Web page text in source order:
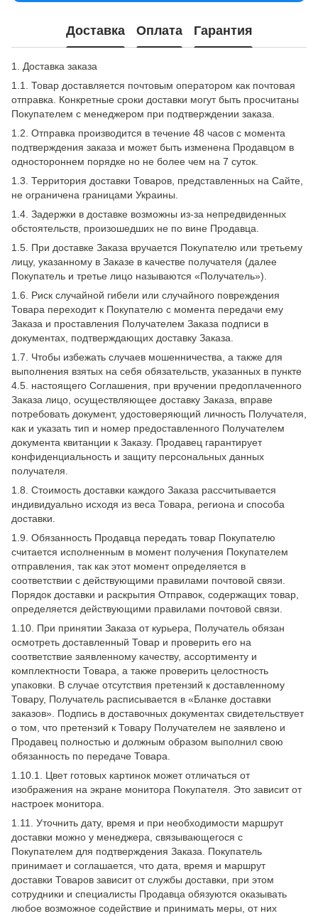
Доставка Оплата Гарантия
1. Доставка заказа
1.1. Товар доставляется почтовым оператором как почтовая
отправка. Конкретные сроки доставки могут быть просчитаны
Покупателем с менеджером при подтверждении заказа.
1.2. Отправка производится в течение 48 часов с момента
подтверждения заказа и может быть изменена Продавцом в
одностороннем порядке но не более чем на 7 суток.
1.3. Территория доставки Товаров, представленных на Сайте,
не ограничена границами Украины.
1.4. Задержки в доставке возможны из-за непредвиденных
обстоятельств, произошедших не по вине Продавца.
1.5. При доставке Заказа вручается Покупателю или третьему
лицу, указанному в Заказе в качестве получателя (далее
Покупатель и третье лицо называются «Получатель»).
1.6. Риск случайной гибели или случайного повреждения
Товара переходит к Покупателю с момента передачи ему
Заказа и проставления Получателем Заказа подписи в
документах, подтверждающих доставку Заказа.
1.7. Чтобы избежать случаев мошенничества, а также для
выполнения взятых на себя обязательств, указанных в пункте
4.5. настоящего Соглашения, при вручении предоплаченного
Заказа лицо, осуществляющее доставку Заказа, вправе
потребовать документ, удостоверяющий личность Получателя,
как и указать тип и номер предоставленного Получателем
документа квитанции к Заказу. Продавец гарантирует
конфиденциальность и защиту персональных данных
получателя.
1.8. Стоимость доставки каждого Заказа рассчитывается
индивидуально исходя из веса Товара, региона и способа
доставки.
1.9. Обязанность Продавца передать товар Покупателю
считается исполненным в момент получения Покупателем
отправления, так как этот момент определяется в
соответствии с действующими правилами почтовой связи.
Порядок доставки и раскрытия Отправок, содержащих товар,
определяется действующими правилами почтовой связи.
1.10. При принятии Заказа от курьера, Получатель обязан
осмотреть доставленный Товар и проверить его на
соответствие заявленному качеству, ассортименту и
комплектности Товара, а также проверить целостность
упаковки. В случае отсутствия претензий к доставленному
Товару, Получатель расписывается в «Бланке доставки
заказов». Подпись в доставочных документах свидетельствует
о том, что претензий к Товару Получателем не заявлено и
Продавец полностью и должным образом выполнил свою
обязанность по передаче Товара.
1.10.1. Цвет готовых картинок может отличаться от
изображения на экране монитора Покупателя. Это зависит от
настроек монитора.
1.11. Уточнить дату, время и при необходимости маршрут
доставки можно у менеджера, связывающегося с
Покупателем для подтверждения Заказа. Покупатель
принимает и соглашается, что дата, время и маршрут
доставки Товаров зависит от службы доставки, при этом
сотрудники и специалисты Продавца обязуются оказывать
любое возможное содействие и принимать меры, от них